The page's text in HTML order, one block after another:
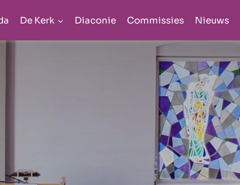
De Kerk Diaconie Commissies Nieuws